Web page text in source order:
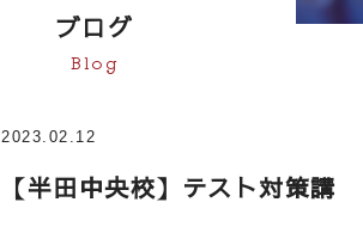
ブログ
Blog
2023.02.12
【半田中央校】テスト対策講